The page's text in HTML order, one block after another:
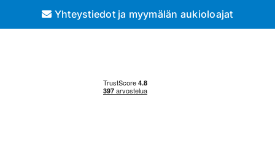
Yhteystiedot ja myymälän aukioloajat